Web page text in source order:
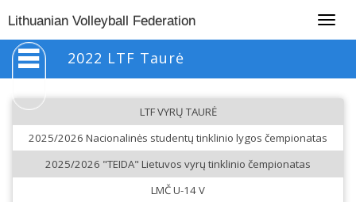
Lithuanian Volleyball Federation
2022 LTF Taurė
LTF VYRŲ TAURĖ
2025/2026 Nacionalinės studentų tinklinio lygos čempionatas
2025/2026 "TEIDA" Lietuvos vyrų tinklinio čempionatas
LMČ U-14 V